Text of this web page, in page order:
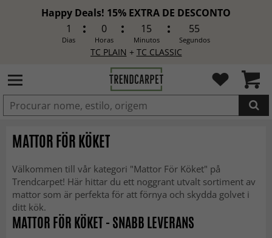
Happy Deals! 15% EXTRA DE DESCONTO
1
Dias
0
Horas
15
Minutos
53
Segundos
TC PLAIN + TC CLASSIC
MATTOR FÖR KÖKET
Välkommen till vår kategori "Mattor För Köket" på
Trendcarpet! Här hittar du ett noggrant utvalt sortiment av
mattor som är perfekta för att förnya och skydda golvet i
ditt kök.
MATTOR FÖR KÖKET - SNABB LEVERANS